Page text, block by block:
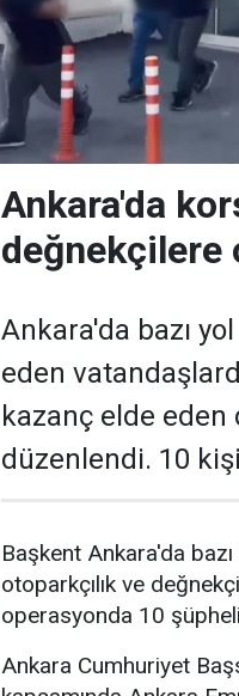
Ankara'da
değnekçilere
Ankara'da bazı
eden
kazanç elde
düzenlendi. 10 kişi
Başkent Ankara'da
otoparkçılık ve
operasyonda 10 şüpheli
Ankara Cumhuriyet